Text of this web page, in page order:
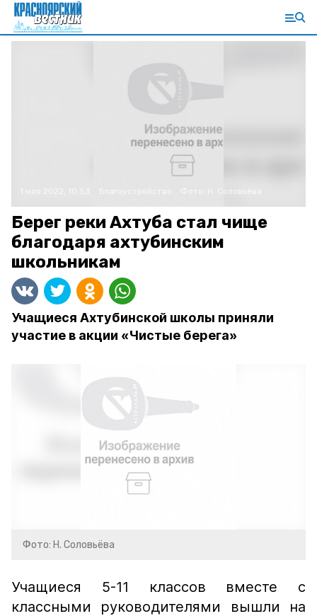
Н. Соловьёва
Берег реки Ахтуба стал чище
благодаря ахтубинским
школьникам
Учащиеся Ахтубинской школы приняли
участие в акции «Чистые берега»
Фото: Н. Соловьёва
Учащиеся 5-11 классов вместе с
классными руководителями вышли на